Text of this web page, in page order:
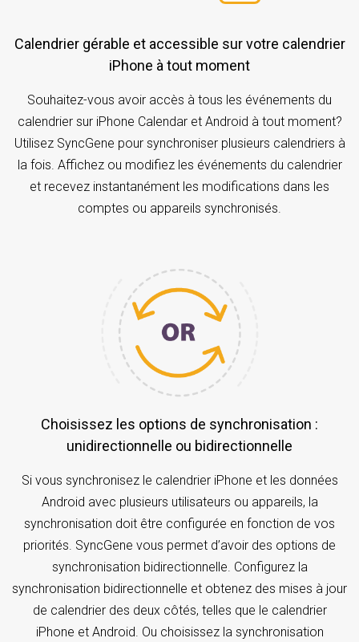
Calendrier gérable et accessible sur votre calendrier
iPhone à tout moment
Souhaitez-vous avoir accès à tous les événements du
calendrier sur iPhone Calendar et Android à tout moment?
Utilisez SyncGene pour synchroniser plusieurs calendriers à
la fois. Affichez ou modifiez les événements du calendrier
et recevez instantanément les modifications dans les
comptes ou appareils synchronisés.
Choisissez les options de synchronisation :
unidirectionnelle ou bidirectionnelle
Si vous synchronisez le calendrier iPhone et les données
Android avec plusieurs utilisateurs ou appareils, la
synchronisation doit être configurée en fonction de vos
priorités. SyncGene vous permet d’avoir des options de
synchronisation bidirectionnelle. Configurez la
synchronisation bidirectionnelle et obtenez des mises à jour
de calendrier des deux côtés, telles que le calendrier
iPhone et Android. Ou choisissez la synchronisation